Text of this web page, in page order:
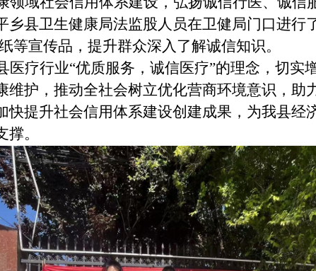
乡县卫生健康局法监股人员在卫健局门口进行
等宣传品，提升群众深入了解诚信知识。
医疗行业“优质服务，诚信医疗”的理念，切实
维护，推动全社会树立优化营商环境意识，助
快提升社会信用体系建设创建成果，为我县经
。